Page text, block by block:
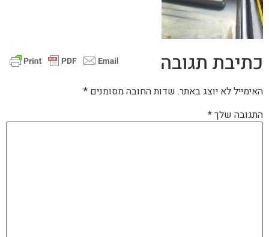
כתיבת תגובה
האימייל לא יוצג באתר. שדות החובה מסומנים *
התגובה שלך*